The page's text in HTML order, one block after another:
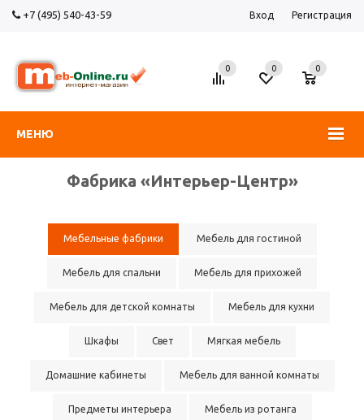
+7 (495) 540-43-59 Вход Регистрация
МЕНЮ
0 0
0
Фабрика «Интерьер-Центр»
Мебельные фабрики Мебель для гостиной
Мебель для спальни Мебель для прихожей
Мебель для детской комнаты Мебель для кухни
Шкафы Свет Мягкая мебель
Домашние кабинеты Мебель для ванной комнаты
Предметы интерьера Мебель из ротанга